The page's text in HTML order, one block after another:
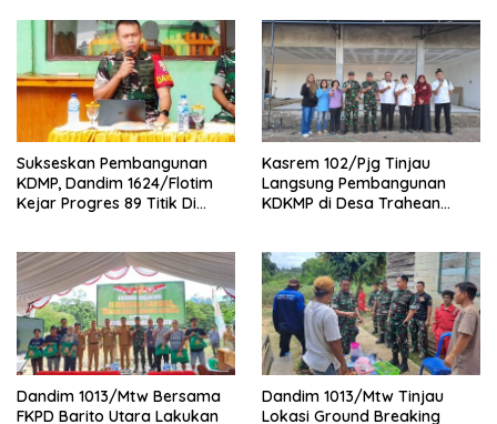
Sukseskan Pembangunan
KDMP, Dandim 1624/Flotim
Kejar Progres 89 Titik Di
Kasrem 102/Pjg Tinjau
Langsung Pembangunan
KDKMP di Desa Trahean
Dandim 1013/Mtw Bersama
FKPD Barito Utara Lakukan
Dandim 1013/Mtw Tinjau
Lokasi Ground Breaking